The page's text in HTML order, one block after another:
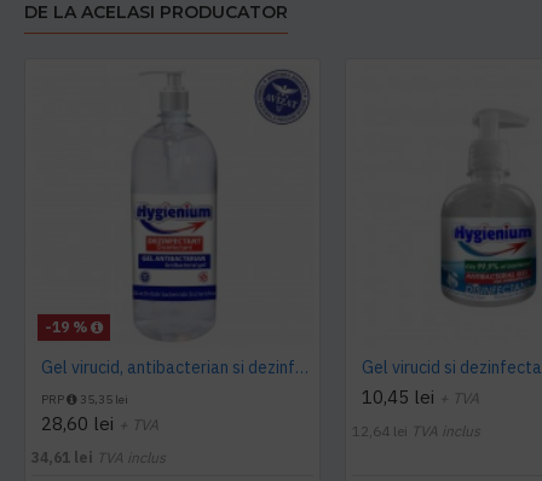
DE LA ACELASI PRODUCATOR
-19 %
Gel virucid, antibacterian si dezinfectant HYGIENIUM, 1L
PRP 35,35 lei
28,60 lei + TVA
34,61 lei TVA inclus
10,45 lei + TVA
12,64 lei TVA inclus